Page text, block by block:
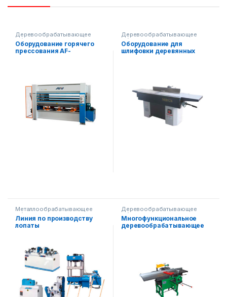
Деревообрабатывающее
оборудование
Оборудование горячего
прессования AF-
Деревообрабатывающее
оборудование
Оборудование для
шлифовки деревянных
Металлообрабатывающее
оборудование
Деревообрабатывающее
оборудование
Линия по производству
лопаты
Деревообрабатывающее
оборудование
Многофункциональное
деревообрабатывающее